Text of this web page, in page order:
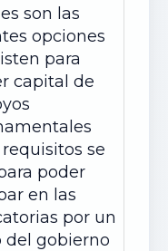
son las
opciones
para
capital de
se
poder
en las
por un
del gobierno